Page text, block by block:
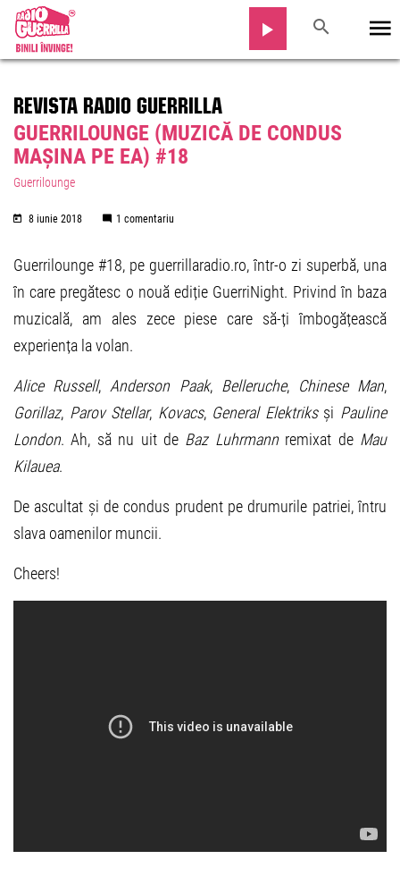
REVISTA RADIO GUERRILLA
GUERRILOUNGE (MUZICĂ DE CONDUS
MAȘINA PE EA) #18
Guerrilounge
8 iunie 2018 1 comentariu
Guerrilounge #18, pe guerrillaradio.ro, într-o zi superbă, una
în care pregătesc o nouă ediție GuerriNight. Privind în baza
muzicală, am ales zece piese care să-ți îmbogățească
experiența la volan.
Alice Russell, Anderson Paak, Belleruche,Chinese Man,
Gorillaz, Parov Stellar, Kovacs, General Elektriksși Pauline
London. Ah, să nu uit de Baz Luhrmannremixat de Mau
Kilauea.
De ascultat și de condus prudent pe drumurile patriei, întru
slava oamenilor muncii.
Cheers!